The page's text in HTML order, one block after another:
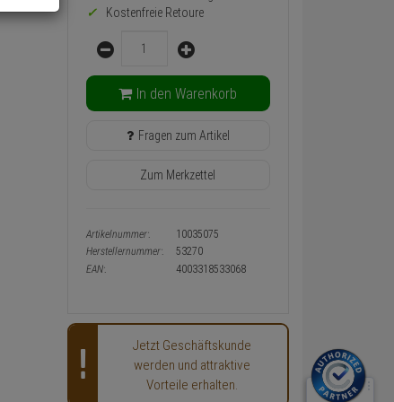
Warenkorb-
Konfigurieren-
Button
Kostenfreie Retoure
Menge
In den Warenkorb
Fragen zum Artikel
Zum Merkzettel
Artikelnummer:
10035075
Herstellernummer:
53270
EAN:
4003318533068
Jetzt Geschäftskunde
werden und attraktive
Vorteile erhalten.